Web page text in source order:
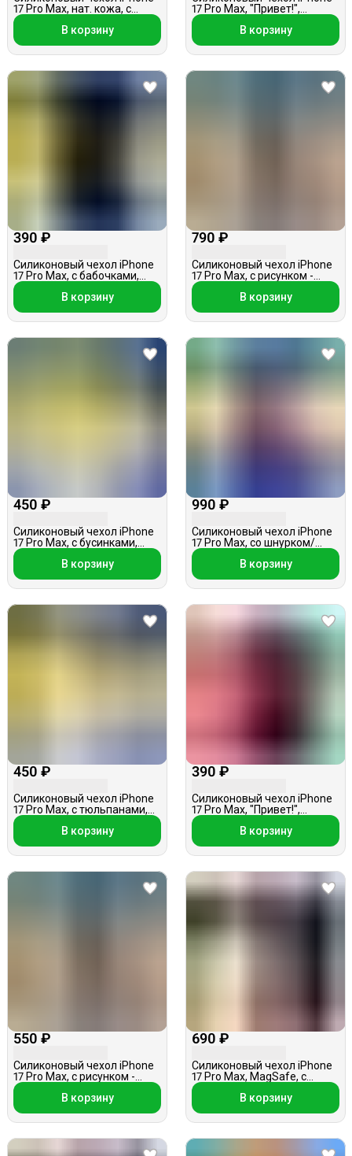
17 Pro Max, нат. кожа, с
котенком, голубой
В корзину
17 Pro Max, "Привет!",
черный
В корзину
390 ₽
Силиконовый чехол iPhone
17 Pro Max, с бабочками,
фигурный, черный
В корзину
790 ₽
Силиконовый чехол iPhone
17 Pro Max, с рисунком -
котенок, с подвеской, белый
В корзину
450 ₽
Силиконовый чехол iPhone
17 Pro Max, с бусинками,
прозрачный
В корзину
990 ₽
Силиконовый чехол iPhone
17 Pro Max, со шнурком/
ремешком-собачкой, синий
В корзину
450 ₽
Силиконовый чехол iPhone
17 Pro Max, с тюльпанами,
прозрачный
В корзину
390 ₽
Силиконовый чехол iPhone
17 Pro Max, "Привет!",
кислотно-розовый
В корзину
550 ₽
Силиконовый чехол iPhone
17 Pro Max, с рисунком -
котенок, в ассортименте
В корзину
690 ₽
Силиконовый чехол iPhone
17 Pro Max, MagSafe, с
кольцом — держателем,
В корзину